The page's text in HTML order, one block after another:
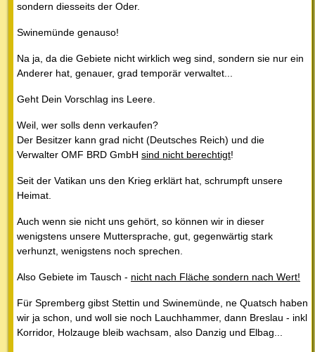
sondern diesseits der Oder.
Swinemünde genauso!
Na ja, da die Gebiete nicht wirklich weg sind, sondern sie nur ein
Anderer hat, genauer, grad temporär verwaltet...
Geht Dein Vorschlag ins Leere.
Weil, wer solls denn verkaufen?
Der Besitzer kann grad nicht (Deutsches Reich) und die
Verwalter OMF BRD GmbH sind nicht berechtigt!
Seit der Vatikan uns den Krieg erklärt hat, schrumpft unsere
Heimat.
Auch wenn sie nicht uns gehört, so können wir in dieser
wenigstens unsere Muttersprache, gut, gegenwärtig stark
verhunzt, wenigstens noch sprechen.
Also Gebiete im Tausch - nicht nach Fläche sondern nach Wert!
Für Spremberg gibst Stettin und Swinemünde, ne Quatsch haben
wir ja schon, und woll sie noch Lauchhammer, dann Breslau - inkl
Korridor, Holzauge bleib wachsam, also Danzig und Elbag...